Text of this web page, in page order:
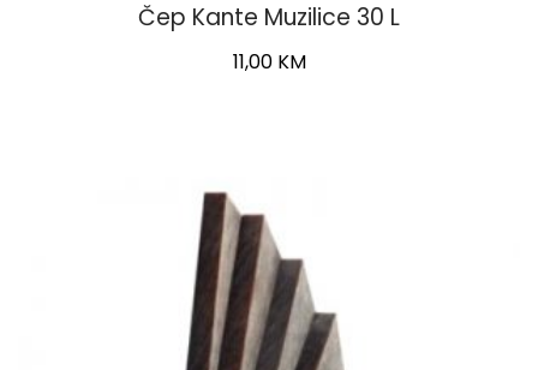
Čep Kante Muzilice 30 L
11,00 KM